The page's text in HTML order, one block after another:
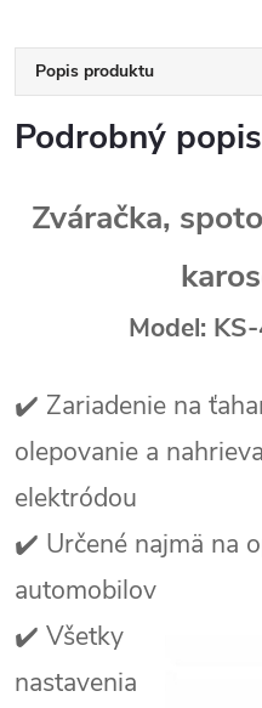
Popis produktu
Podrobný popis
Zváračka,
Model:
✔️ Zariadenie na
olepovanie a
elektródou
✔️ Určené najmä na
automobilov
✔️ Všetky
nastavenia